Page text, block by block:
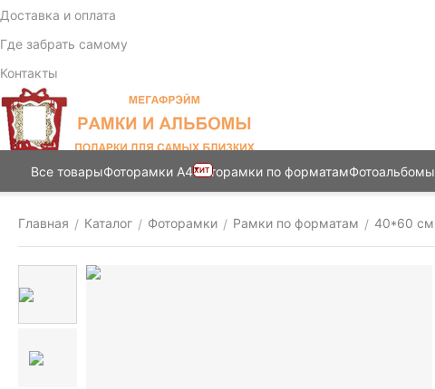
Доставка и оплата
Где забрать самому
Контакты
Все товарыФоторамки А4ХИТ
Фоторамки по форматамФотоальбомы
Главная / Каталог / Фоторамки / Рамки по форматам / 40*60 см